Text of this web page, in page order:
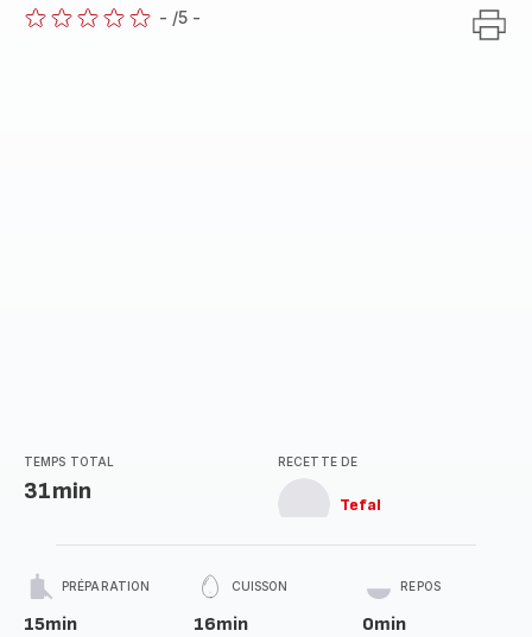
- /5 -
TEMPS TOTAL
31min
RECETTE DE
Tefal
PRÉPARATION
15min
CUISSON
16min
REPOS
0min